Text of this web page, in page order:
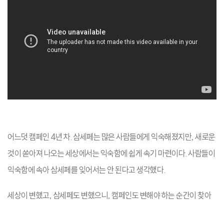
어느덧 캠페인 4년 차. 삼세페는 많은 사람들에게 익숙해졌지만, 새로운
것이 쏟아져 나오는 세상에서는 익숙함에 쉽게 속기 마련이다. 사람들이
익숙함에 속아 삼세페를 잊어서는 안 된다고 생각했다.
세상이 변했고, 삼세페도 변했으니, 캠페인도 변해야 하는 순간이 찾아